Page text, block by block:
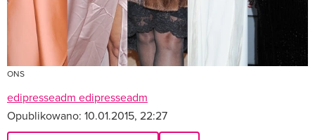
ONS
edipresseadm edipresseadm
Opublikowano: 10.01.2015, 22:27